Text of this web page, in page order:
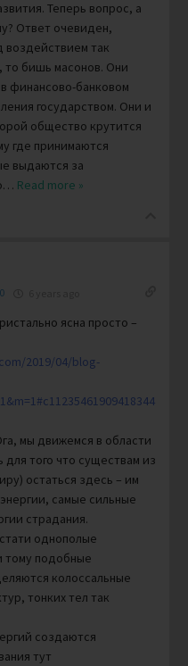
Теперь вопрос, а
Ответ очевиден,
воздействием так
то бишь масонов. Они
финансово-банковом
государством. Они и
общество крутится
где принимаются
выдаются за
… Read more »
ясна просто –
2019/04/blog-
мы движемся в области
того что существам из
остаться здесь – им
самые сильные
страдания.
однополые
тому подобные
колоссальные
тонких тел так
создаются
тут